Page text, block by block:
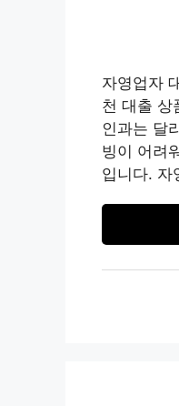
자영업자
천 대출 상
인과는 달
빙이 어려
입니다. 자